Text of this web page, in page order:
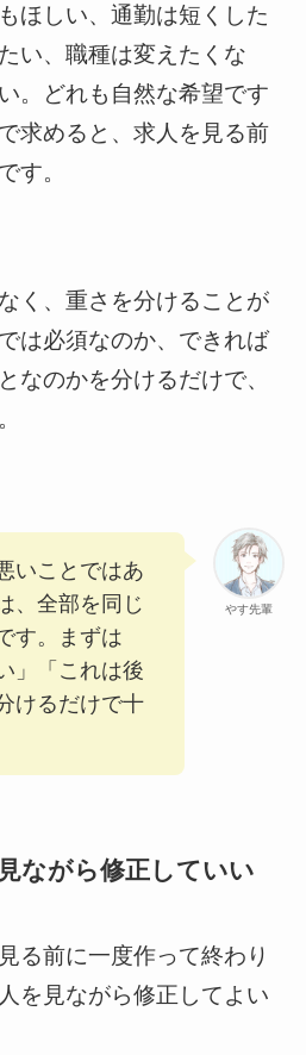
ほしい、通勤は短くした
い、職種は変えたくな
。どれも自然な希望です
求めると、求人を見る前
す。
く、重さを分けることが
は必須なのか、できれば
なのかを分けるだけで、
やす先輩
いことではあ
、全部を同じ
す。まずは
」「これは後
けるだけで十
ながら修正していい
る前に一度作って終わり
を見ながら修正してよい